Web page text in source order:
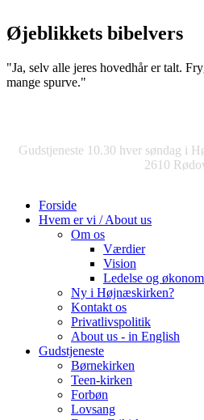
Øjeblikkets bibelvers
"Ja, selv alle jeres hovedhår er talt.
mange spurve."
Gudstjeneste 10.30 hver søndag i
2610
Forside
Hvem er vi / About us
Om os
Værdier
Vision
Ledelse og
Ny i Højnæskirken?
Kontakt os
Privatlivspolitik
About us - in English
Gudstjeneste
Børnekirken
Teen-kirken
Forbøn
Lovsang